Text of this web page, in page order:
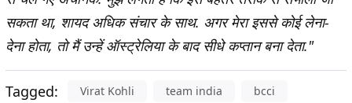
सकता था, शायद अधिक संचार के साथ. अगर मेरा इससे कोई लेना-
देना होता, तो मैं उन्हें ऑस्ट्रेलिया के बाद सीधे कप्तान बना देता."
Tagged: Virat Kohli team india
bcci